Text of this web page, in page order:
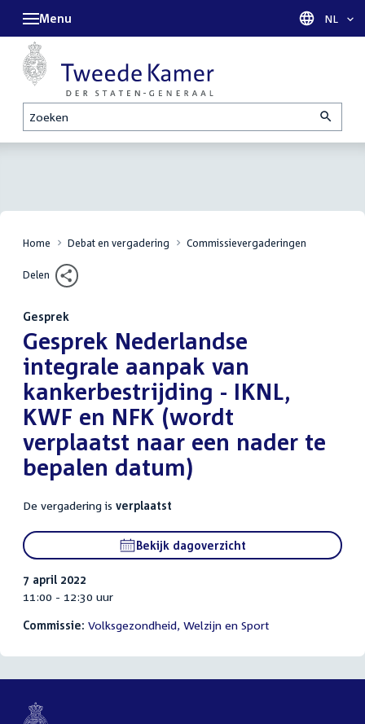
Zoeken
Menu Taal
NL
Home Debat en vergadering Commissievergaderingen
Delen
Gesprek
:Gesprek Nederlandse
integrale aanpak van
kankerbestrijding - IKNL,
KWF en NFK (wordt
verplaatst naar een nader te
bepalen datum)
De vergadering is verplaatst
Bekijk dagoverzicht
7 april 2022
11:00 - 12:30 uur
Commissie: Volksgezondheid, Welzijn en Sport